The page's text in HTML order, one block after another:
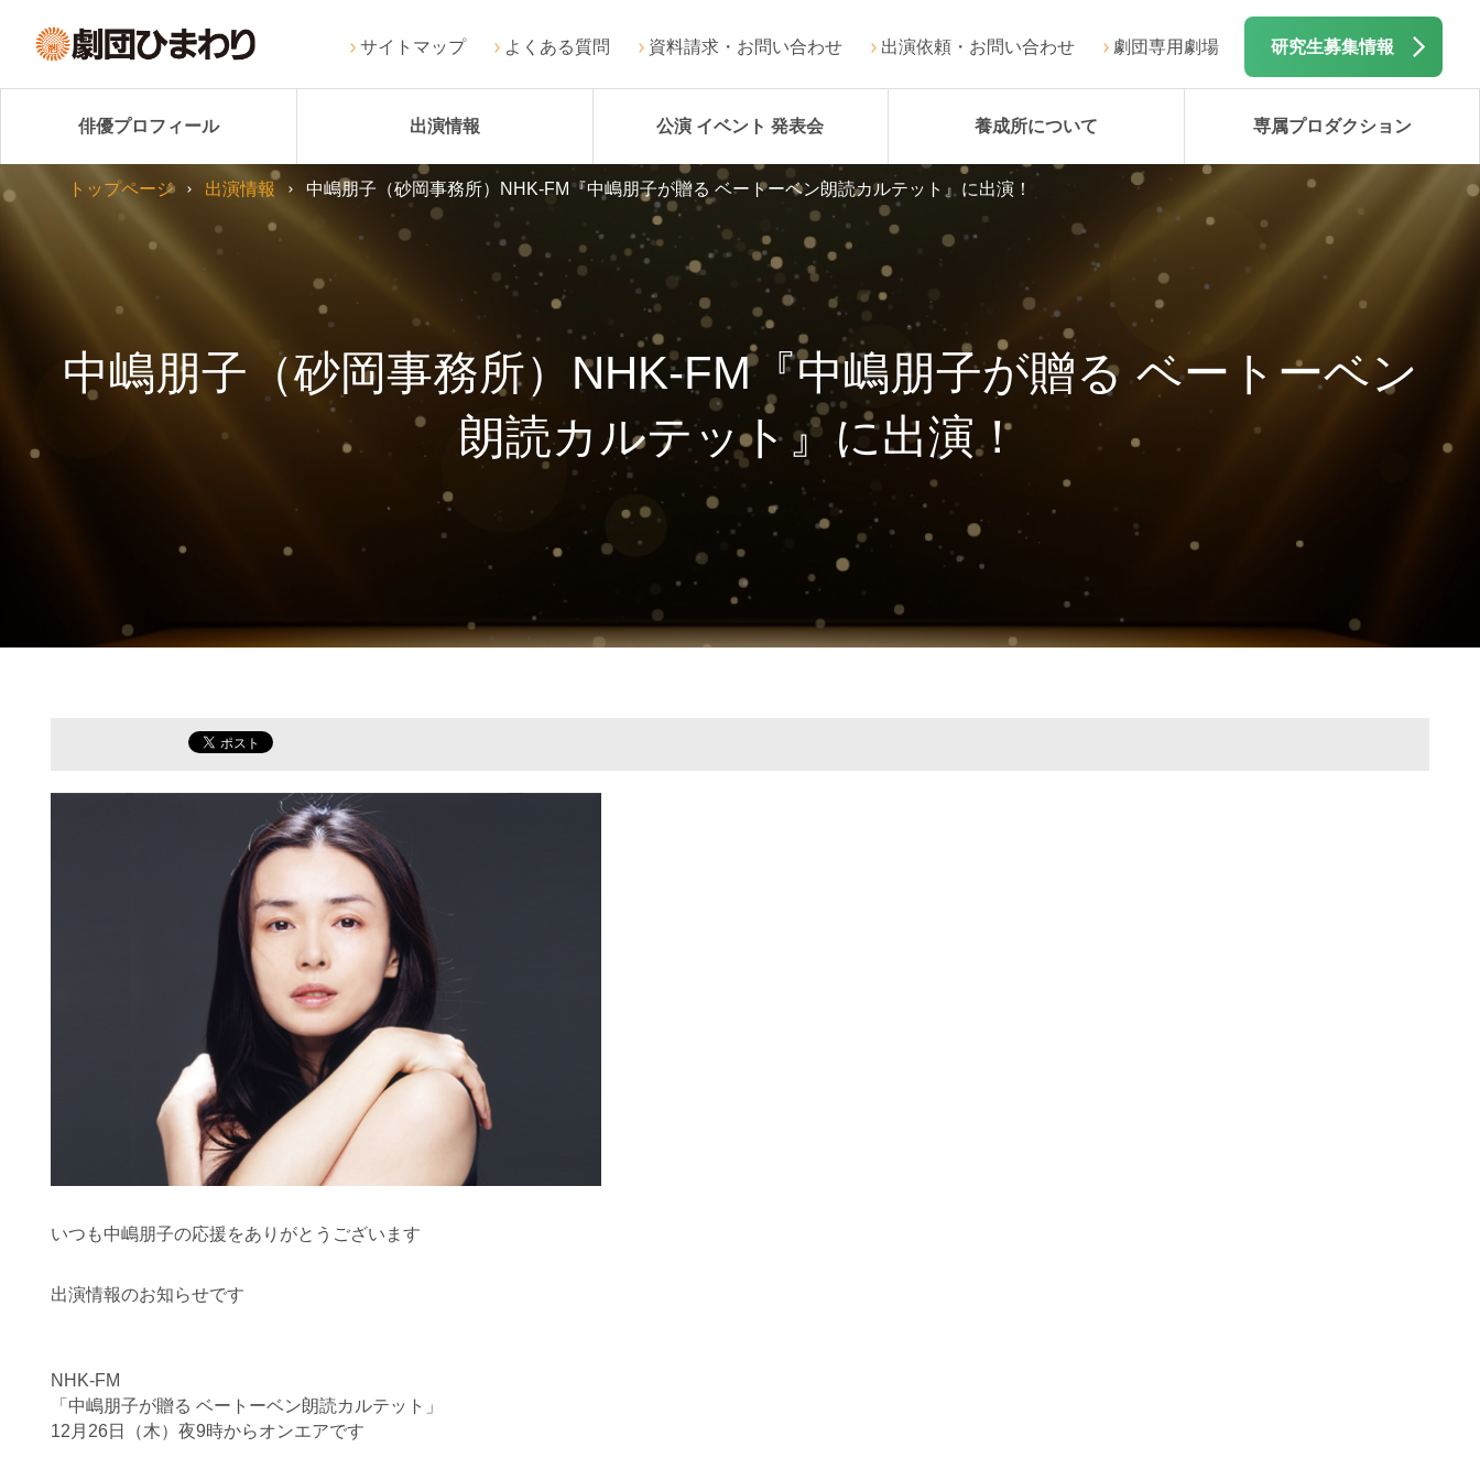
サイトマップ よくある質問 資料請求・お問い合わせ 出演依頼・お問い合わせ 劇団専用劇場 研究生募集情報
俳優プロフィール 出演情報 公演 イベント 発表会 養成所について 専属プロダクション
中嶋朋子（砂岡事務所）NHK-FM『中嶋朋子が贈る ベートーベン
朗読カルテット』に出演！
トップページ 出演情報 中嶋朋子（砂岡事務所）NHK-FM『中嶋朋子が贈る ベートーベン朗読カルテット』に出演！
いつも中嶋朋子の応援をありがとうございます
出演情報のお知らせです
NHK-FM
「中嶋朋子が贈る ベートーベン朗読カルテット」
12月26日（木）夜9時からオンエアです